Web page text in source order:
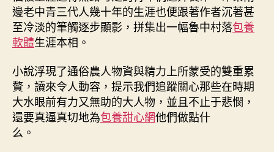
邊老中青三代人幾十年的生涯也便跟著作者沉著甚
至冷淡的筆觸逐步顯影，拼集出一幅魯中村落包養
軟體生涯本相。
小說浮現了通俗農人物資與精力上所蒙受的雙重累
贅，讀來令人動容，提示我們追蹤關心那些在時期
大水眼前有力又無助的大人物，並且不止于悲憫，
還要真逼真切地為包養甜心網他們做點什
么。